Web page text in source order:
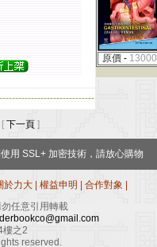
[ 下一頁 ]
原價 - 13000
用 SSL+ 加密技術，請放心購物
於力大 權益申明 合作對象
任意引用轉載
樓之2
reserved.